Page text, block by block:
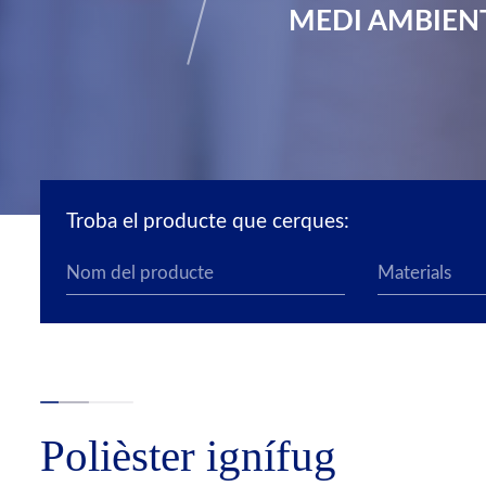
MEDI
Troba el producte que cerques:
Polièster ignífug